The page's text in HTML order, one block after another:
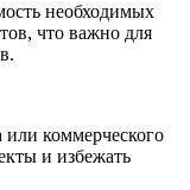
необходимых
что важно для
коммерческого
и избежать